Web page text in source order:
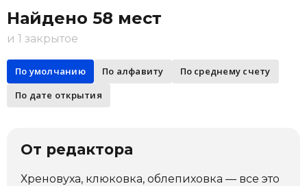
Найдено 58 мест
и 1 закрытое
По умолчанию По алфавиту
По среднему счету
По дате открытия
От редактора
Хреновуха, клюковка, облепиховка — все это